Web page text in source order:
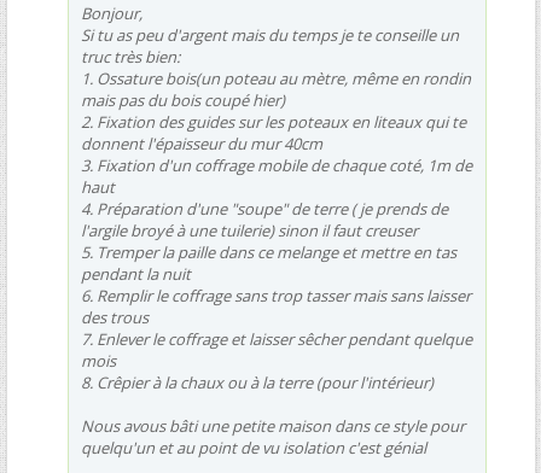
Bonjour,
Si tu as peu d'argent mais du temps je te conseille un
truc très bien:
1. Ossature bois(un poteau au mètre, même en rondin
mais pas du bois coupé hier)
2. Fixation des guides sur les poteaux en liteaux qui te
donnent l'épaisseur du mur 40cm
3. Fixation d'un coffrage mobile de chaque coté, 1m de
haut
4. Préparation d'une "soupe" de terre ( je prends de
l'argile broyé à une tuilerie) sinon il faut creuser
5. Tremper la paille dans ce melange et mettre en tas
pendant la nuit
6. Remplir le coffrage sans trop tasser mais sans laisser
des trous
7. Enlever le coffrage et laisser sêcher pendant quelque
mois
8. Crêpier à la chaux ou à la terre (pour l'intérieur)
Nous avous bâti une petite maison dans ce style pour
quelqu'un et au point de vu isolation c'est génial